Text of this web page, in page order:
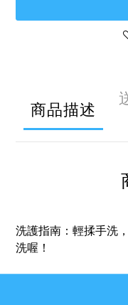
商品描述
洗護指南：輕揉手洗
洗喔！